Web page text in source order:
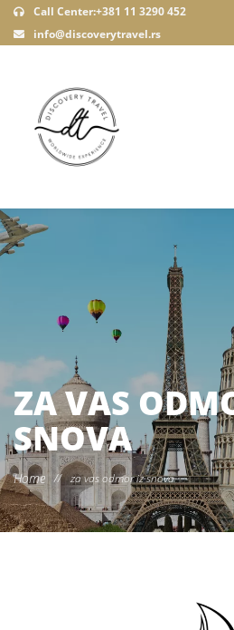
Call Center:+381 11 3290 452
info@discoverytravel.rs
ZA VAS
SNOVA
Home // za vas odmor iz snova